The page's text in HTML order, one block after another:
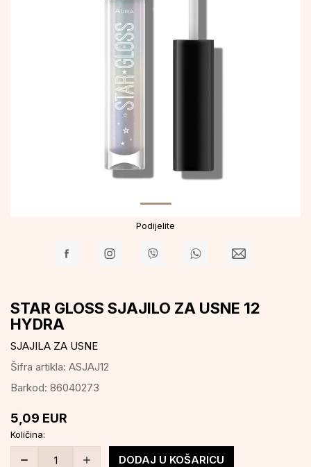
Podijelite
STAR GLOSS SJAJILO ZA USNE 12
HYDRA
SJAJILA ZA USNE
Šifra artikla: ASJAJ12
Barkod: 86040273
5,09 EUR
Količina:
DODAJ U KOŠARICU